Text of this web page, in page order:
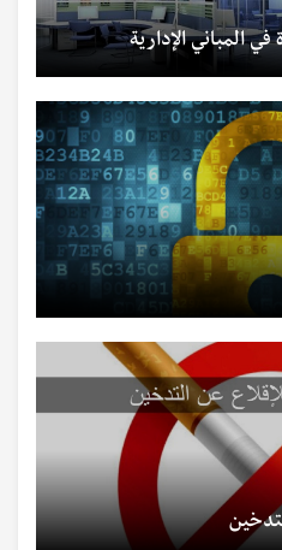
المباني الإدارية